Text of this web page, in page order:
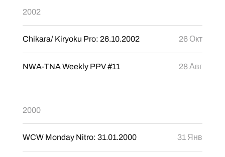
2002
Chikara/ Kiryoku Pro: 26.10.2002 26 Окт
NWA-TNA Weekly PPV #11 28 Авг
2000
WCW Monday Nitro: 31.01.2000 31 Янв